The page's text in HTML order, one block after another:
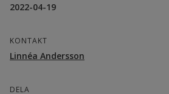
2022-04-19
KONTAKT
Linnéa Andersson
DELA